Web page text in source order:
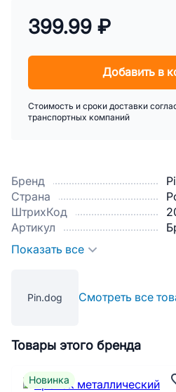
Бренд
Страна
ШтрихКод
Артикул
Показать все
Pin.dog Смотреть все
399.99 ₽
Добавить в
Стоимость и сроки доставки
транспортных компаний
Товары этого бренда
Новинка